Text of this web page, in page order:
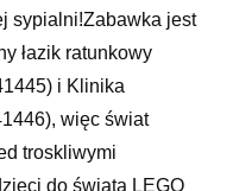
sypialni!Zabawka jest
łazik ratunkowy
i Klinika
więc świat
troskliwymi
do świata LEGO